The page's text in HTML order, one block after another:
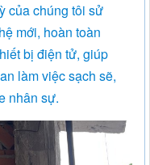
của chúng tôi sử
mới, hoàn toàn
bị điện tử, giúp
làm việc sạch sẽ,
nhân sự.